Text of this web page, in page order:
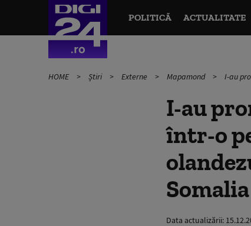
POLITICĂ ACTUALITATE
HOME Știri Externe Mapamond I-au
I-au
într-o
Somalia
Data actualizării: